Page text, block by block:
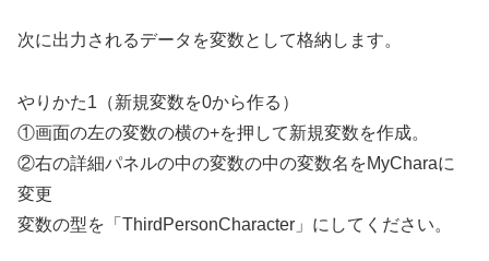
次に出力されるデータを変数として格納します。
やりかた1（新規変数を0から作る）
①画面の左の変数の横の+を押して新規変数を作成。
②右の詳細パネルの中の変数の中の変数名をMyCharaに
変更
変数の型を「ThirdPersonCharacter」にしてください。